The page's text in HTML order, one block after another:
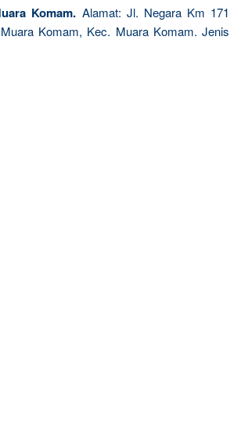
Komam. Alamat: Jl. Negara Km 171
Komam, Kec. Muara Komam. Jenis